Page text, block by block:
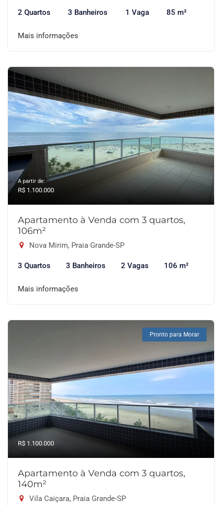
2 Quartos 3 Banheiros 1 Vaga 85 m²
Mais informações
A partir de:
R$ 1.100.000
Apartamento à Venda com 3 quartos,
106m²
Nova Mirim, Praia Grande-SP
3 Quartos 3 Banheiros 2 Vagas 106 m²
Mais informações
Pronto para Morar
R$ 1.100.000
Apartamento à Venda com 3 quartos,
140m²
Vila Caiçara, Praia Grande-SP